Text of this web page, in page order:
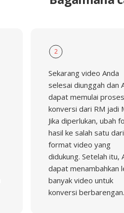
2
Sekarang video Anda
selesai diunggah dan
dapat memulai proses
konversi dari RM jadi
Jika diperlukan, ubah
hasil ke salah satu
format video yang
didukung. Setelah itu,
dapat menambahkan
banyak video untuk
konversi berbarengan.